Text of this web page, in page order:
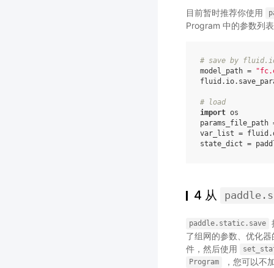
目前暂时推荐你使用
Program 中的参数列
# save by
model_path =
fluid . io.
# load
import os
params_file_path
var_list = fluid .
state_dict =
4 从
paddle.static.save
了组网的参数、优化
件，然后使用
Program
，您可以不